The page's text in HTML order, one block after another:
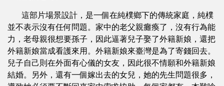
這部片場景設計，是一個在純樸鄉下的傳統家庭，純樸
並不表示沒有任何問題。家中的老父親癱瘓了，沒有行為能
力，老母親很想要孫子，因此逼著兒子娶了外籍新娘，還把
外籍新娘當成看護來用。外籍新娘來臺灣是為了寄錢回去。
兒子自己則在外面有心儀的女友，因此很不情願和外籍新娘
結婚。另外，還有一個嫁出去的女兒，她的先生問題很多，